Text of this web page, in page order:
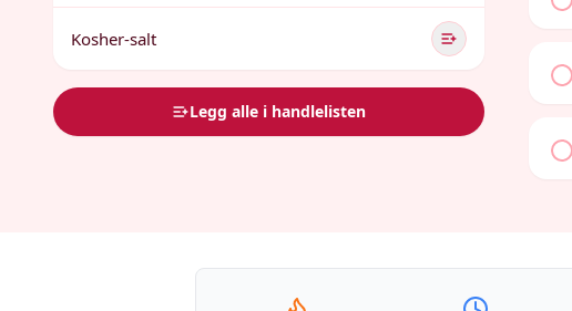
Kosher-salt
Legg alle i handlelisten